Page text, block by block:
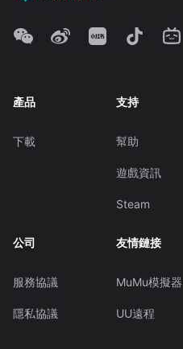
產品
下載
支持
幫助
遊戲資訊
Steam
公司
服務協議
隱私協議
友情鏈接
MuMu模擬器
UU遠程